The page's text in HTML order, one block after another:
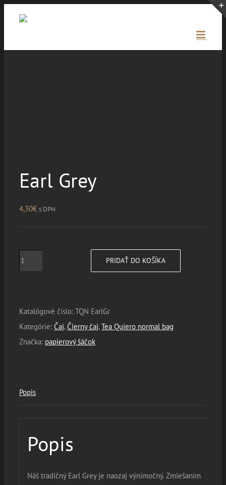
Earl Grey
4,30€ s DPH
množstvo
Earl
PRIDAŤ DO KOŠÍKA
Katalógové číslo: TQN EarlGr
Kategórie: Čaj,Čierny čaj,Tea Quiero normal bag
Značka: papierový šáčok
Popis
Popis
Náš tradičný Earl Grey je naozaj výnimočný. Zmiešaním